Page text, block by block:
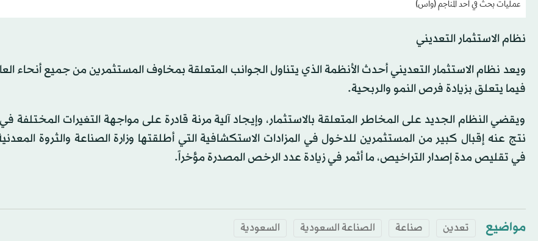
عمليات بحث في أحد المناجم (واس)
نظام الاستثمار التعديني
ويعد نظام الاستثمار التعديني أحدث الأنظمة الذي يتناول الجوانب المتعلقة بمخاوف المستثمرين من جميع أنحاء
فيما يتعلق بزيادة فرص النمو والربحية.
ويقضي النظام الجديد على المخاطر المتعلقة بالاستثمار، وإيجاد آلية مرنة قادرة على مواجهة التغيرات المختلفة في
نتج عنه إقبال كبير من المستثمرين للدخول في المزادات الاستكشافية التي أطلقتها وزارة الصناعة والثروة
في تقليص مدة إصدار التراخيص، ما أثمر في زيادة عدد الرخص المصدرة مؤخراً.
مواضيع تعدين صناعة الصناعة السعودية السعودية